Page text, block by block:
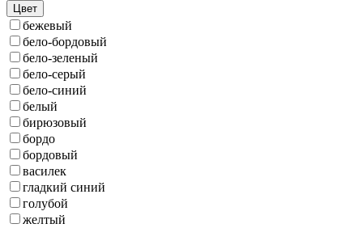
Цвет
бежевый
бело-бордовый
бело-зеленый
бело-серый
бело-синий
белый
бирюзовый
бордо
бордовый
василек
гладкий синий
голубой
желтый